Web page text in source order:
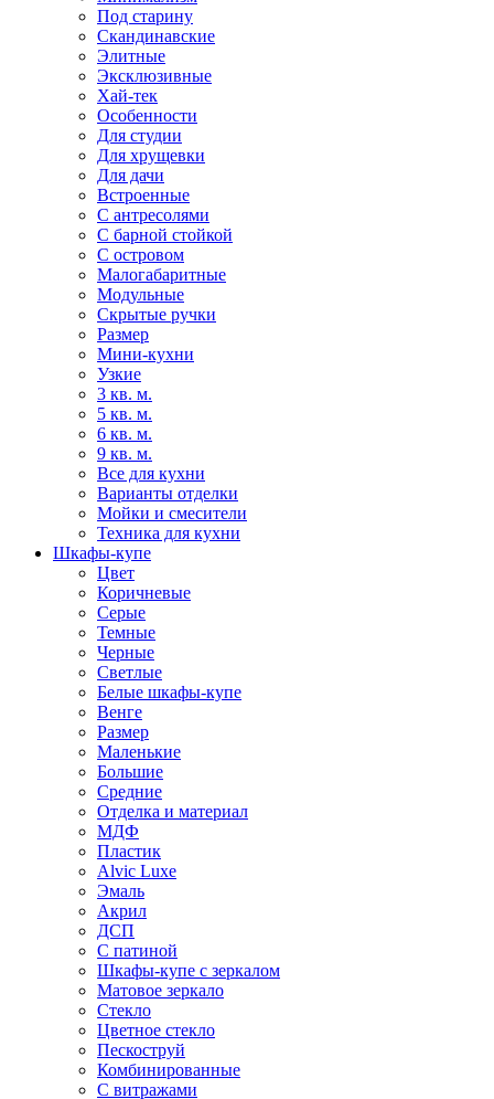
Под старину
Скандинавские
Элитные
Эксклюзивные
Хай-тек
Особенности
Для студии
Для хрущевки
Для дачи
Встроенные
С антресолями
С барной стойкой
С островом
Малогабаритные
Модульные
Скрытые ручки
Размер
Мини-кухни
Узкие
3 кв. м.
5 кв. м.
6 кв. м.
9 кв. м.
Все для кухни
Варианты отделки
Мойки и смесители
Техника для кухни
Шкафы-купе
Цвет
Коричневые
Серые
Темные
Черные
Светлые
Белые шкафы-купе
Венге
Размер
Маленькие
Большие
Средние
Отделка и материал
МДФ
Пластик
Alvic Luxe
Эмаль
Акрил
ДСП
С патиной
Шкафы-купе с зеркалом
Матовое зеркало
Стекло
Цветное стекло
Пескоструй
Комбинированные
С витражами